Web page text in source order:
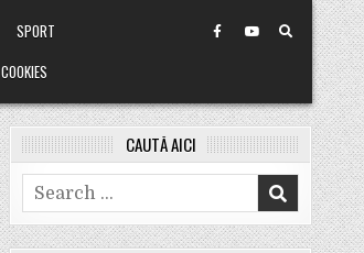
SPORT
COOKIES
CAUTĂ AICI
Search
for: